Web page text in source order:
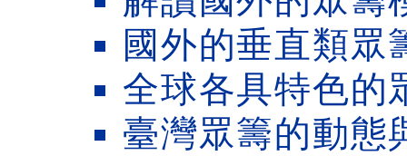
國外的垂直類眾
全球各具特色的
臺灣眾籌的動態